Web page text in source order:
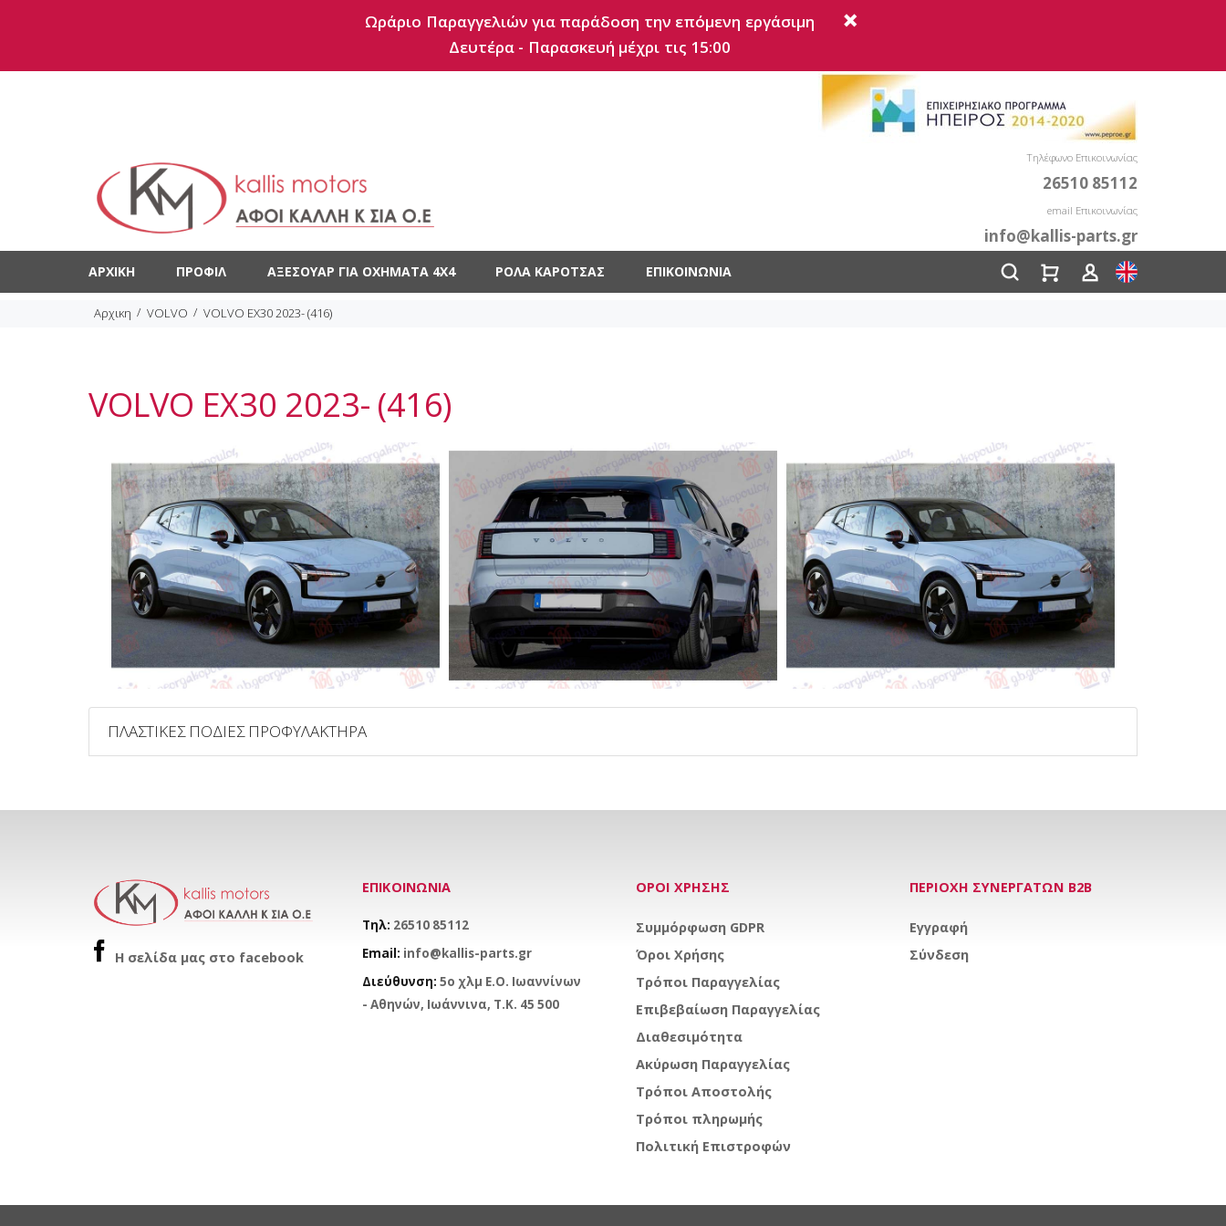
Ωράριο Παραγγελιών για παράδοση την επόμενη εργάσιμη
Δευτέρα - Παρασκευή μέχρι τις 15:00
Τηλέφωνο Επικοινωνίας
26510 85112
email Επικοινωνίας
info@kallis-parts.gr
ΑΡΧΙΚΉ ΠΡΟΦΊΛ ΑΞΕΣΟΥΆΡ ΓΙΑ ΟΧΉΜΑΤΑ 4X4 ΡΟΛΆ ΚΑΡΌΤΣΑΣ ΕΠΙΚΟΙΝΩΝΊΑ
Αρχικη VOLVO VOLVO EX30 2023- (416)
VOLVO EX30 2023- (416)
ΠΛΑΣΤΙΚΕΣ ΠΟΔΙΕΣ ΠΡΟΦΥΛΑΚΤΗΡΑ
H σελίδα μας στο facebook
ΕΠΙΚΟΙΝΩΝΙΑ
Τηλ: 26510 85112
Email: info@kallis-parts.gr
Διεύθυνση: 5ο χλμ Ε.Ο. Ιωαννίνων
- Αθηνών, Ιωάννινα, Τ.Κ. 45 500
ΟΡΟΙ ΧΡΗΣΗΣ
Συμμόρφωση GDPR
Όροι Χρήσης
Τρόποι Παραγγελίας
Επιβεβαίωση Παραγγελίας
Διαθεσιμότητα
Ακύρωση Παραγγελίας
Τρόποι Αποστολής
Τρόποι πληρωμής
Πολιτική Επιστροφών
ΠΕΡΙΟΧΗ ΣΥΝΕΡΓΑΤΩΝ Β2Β
Εγγραφή
Σύνδεση